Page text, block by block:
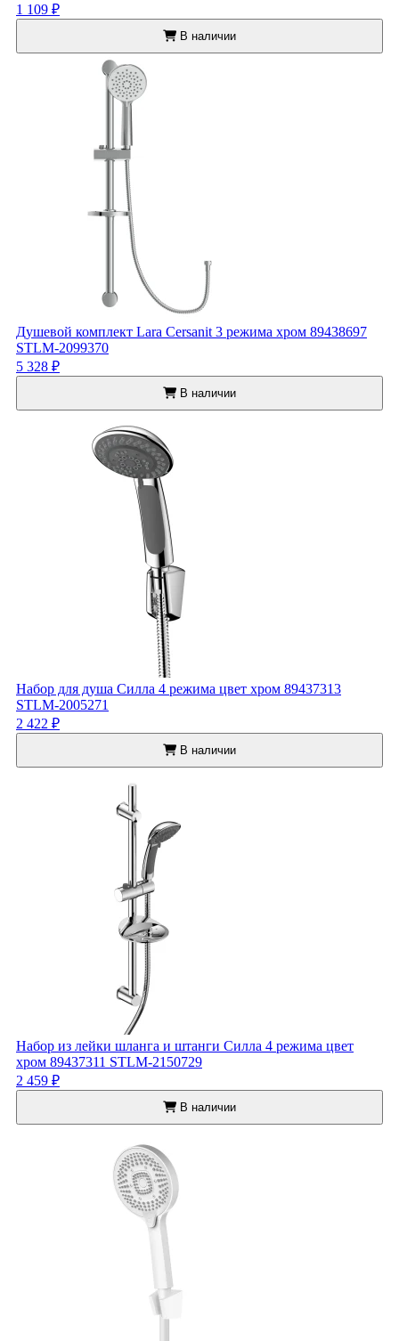
1 109 ₽
В наличии
Душевой комплект Lara Cersanit 3 режима хром 89438697
STLM-2099370
5 328 ₽
В наличии
Набор для душа Силла 4 режима цвет хром 89437313
STLM-2005271
2 422 ₽
В наличии
Набор из лейки шланга и штанги Силла 4 режима цвет
хром 89437311 STLM-2150729
2 459 ₽
В наличии